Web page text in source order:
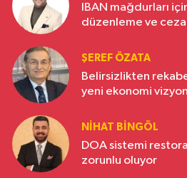
IBAN mağdurları
düzenleme ve
ŞEREF ÖZATA
Belirsizlikten
yeni ekonomi
NIHAT BINGÖL
DOA sistemi
zorunlu oluyor